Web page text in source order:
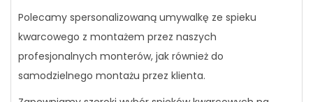
Polecamy spersonalizowaną umywalkę ze spieku
kwarcowego z montażem przez naszych
profesjonalnych monterów, jak również do
samodzielnego montażu przez klienta.